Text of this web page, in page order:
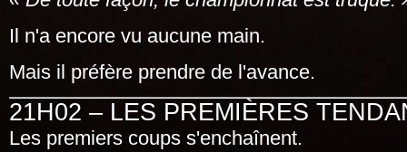
Il n'a encore vu aucune main.
Mais il préfère prendre de l'avance.
21H02 – LES PREMIÈRES
Les premiers coups s'enchaînent.